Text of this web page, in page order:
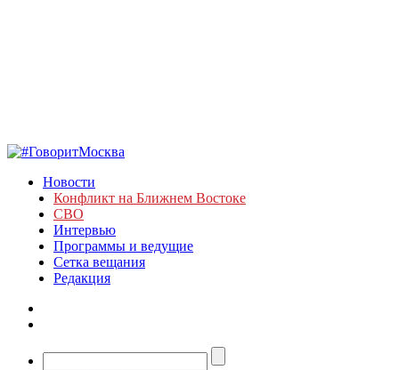
Новости
Конфликт на Ближнем Востоке
СВО
Интервью
Программы и ведущие
Сетка вещания
Редакция